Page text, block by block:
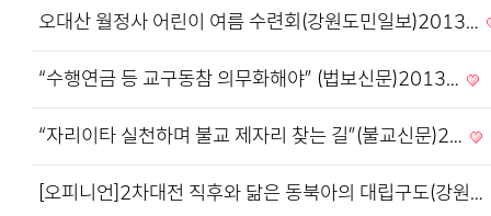
오대산 월정사 어린이 여름 수련회(강원도민일보)2013…
“수행연금 등 교구동참 의무화해야” (법보신문)2013…
“자리이타 실천하며 불교 제자리 찾는 길”(불교신문)2…
[오피니언]2차대전 직후와 닮은 동북아의 대립구도(강원…